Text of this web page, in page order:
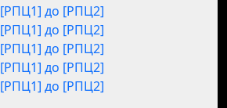
[РПЦ1] до [РПЦ2]
[РПЦ1] до [РПЦ2]
[РПЦ1] до [РПЦ2]
[РПЦ1] до [РПЦ2]
[РПЦ1] до [РПЦ2]